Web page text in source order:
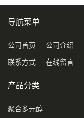
导航菜单
公司首页 公司介绍
联系方式 在线留言
产品分类
聚合多元醇